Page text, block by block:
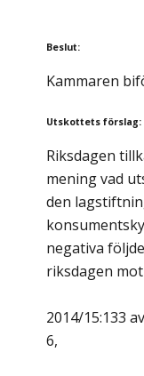
Beslut:
Kammaren
Utskottets förslag:
Riksdagen
mening vad
den
negativa
riksdagen
2014/15:133
6,